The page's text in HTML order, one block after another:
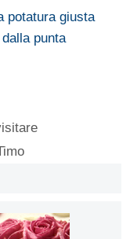
potatura giusta
punta